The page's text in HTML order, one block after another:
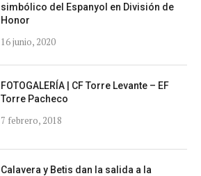
simbólico del Espanyol en División de
Honor
16 junio, 2020
FOTOGALERÍA | CF Torre Levante – EF
Torre Pacheco
7 febrero, 2018
Calavera y Betis dan la salida a la